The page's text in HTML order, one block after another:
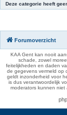
Deze categorie heeft
Forumoverzicht
KAA Gent kan nooit
schade, zowel
feitelijkheden en daden
de gegevens vermeld op
geldt inzonderheid voor
is dus verantwoordelijk
moderators kunnen niet